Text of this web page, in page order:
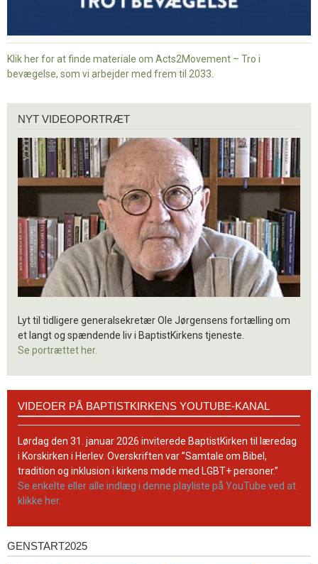
Klik her for at finde materiale om Acts2Movement – Tro i
bevægelse, som vi arbejder med frem til 2033.
videoportræt
NYT VIDEOPORTRÆT
Lyt til tidligere generalsekretær Ole Jørgensens fortælling om
et langt og spændende liv i BaptistKirkens tjeneste.
Se portrættet her.
BaptistKirkens
YouTube-
kanal
VIDEOER PÅ BAPTISTKIRKENS YOUTUBE-KANAL
Lørdag den 31. januar 2026 inviterede BaptistKirken til læredag
i Korskirken i Herlev. Overskriften var ”Samtale om Bibel,
tradition og inklusion i kirkens møde med LGBT+ personer.”
Se enkelte eller alle indlæg i denne playliste på YouTube ved at
klikke her.
Genstart2025
GENSTART2025